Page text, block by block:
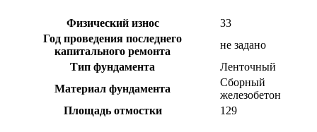
Физический износ
33
Год проведения последнего
капитального ремонта
не задано
Тип фундамента
Ленточный
Материал фундамента
Сборный
железобетон
Площадь отмостки
129